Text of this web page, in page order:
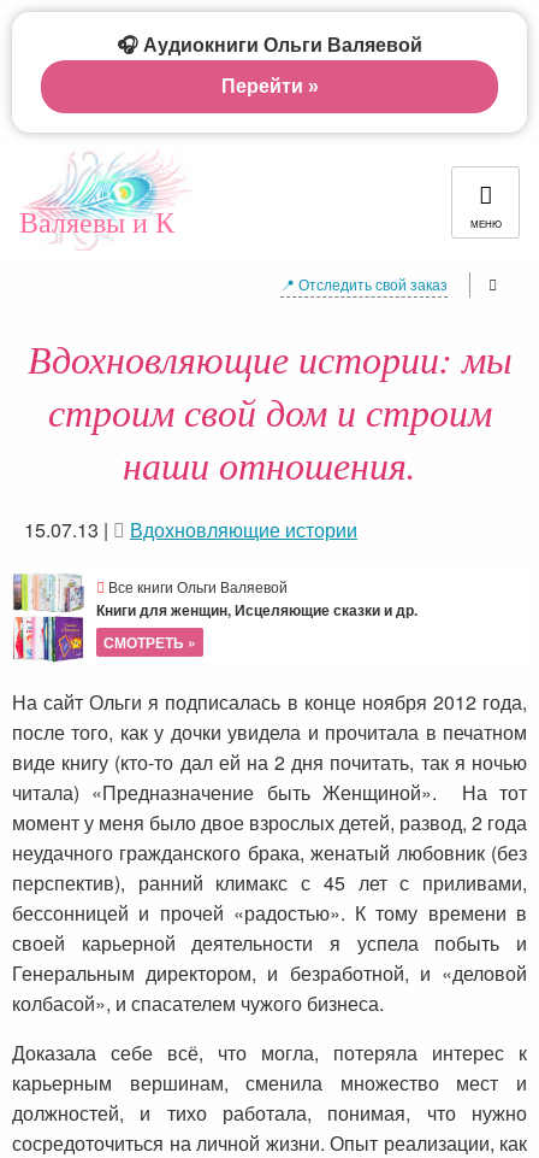
Валяевы и К МЕНЮ
📍 Отследить свой заказ
Вдохновляющие истории: мы
строим свой дом и строим
наши отношения.
15.07.13 | Вдохновляющие истории
Все книги Ольги Валяевой
Книги для женщин, Исцеляющие сказки и др.
СМОТРЕТЬ »
На сайт Ольги я подписалась в конце ноября 2012 года,
после того, как у дочки увидела и прочитала в печатном
виде книгу (кто-то дал ей на 2 дня почитать, так я ночью
читала) «Предназначение быть Женщиной». На тот
момент у меня было двое взрослых детей, развод, 2 года
неудачного гражданского брака, женатый любовник (без
перспектив), ранний климакс с 45 лет с приливами,
бессонницей и прочей «радостью». К тому времени в
своей карьерной деятельности я успела побыть и
Генеральным директором, и безработной, и «деловой
колбасой», и спасателем чужого бизнеса.
Доказала себе всё, что могла, потеряла интерес к
карьерным вершинам, сменила множество мест и
должностей, и тихо работала, понимая, что нужно
сосредоточиться на личной жизни. Опыт реализации, как
🎧 Аудиокниги Ольги Валяевой
Перейти »